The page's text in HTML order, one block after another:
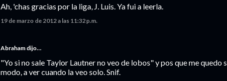
Ah, 'chas gracias por la liga, J. Luis. Ya fui a leerla.
19 de marzo de 2012 a las 11:32 p.m.
Abraham dijo…
"Yo si no sale Taylor Lautner no veo de lobos" y pos que me quedo
modo, a ver cuando la veo solo. Snif.